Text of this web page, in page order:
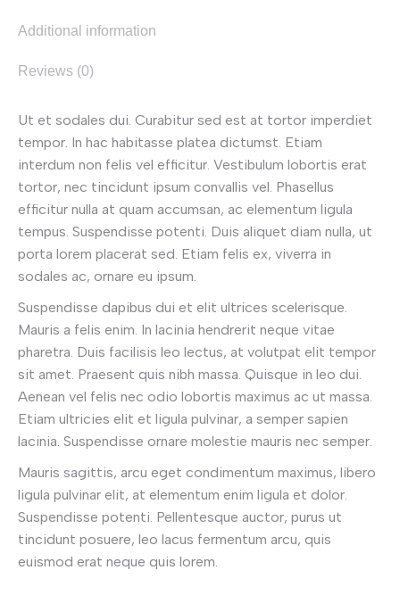
Additional information
Reviews (0)
Ut et sodales dui. Curabitur sed est at tortor imperdiet
tempor. In hac habitasse platea dictumst. Etiam
interdum non felis vel efficitur. Vestibulum lobortis erat
tortor, nec tincidunt ipsum convallis vel. Phasellus
efficitur nulla at quam accumsan, ac elementum ligula
tempus. Suspendisse potenti. Duis aliquet diam nulla, ut
porta lorem placerat sed. Etiam felis ex, viverra in
sodales ac, ornare eu ipsum.
Suspendisse dapibus dui et elit ultrices scelerisque.
Mauris a felis enim. In lacinia hendrerit neque vitae
pharetra. Duis facilisis leo lectus, at volutpat elit tempor
sit amet. Praesent quis nibh massa. Quisque in leo dui.
Aenean vel felis nec odio lobortis maximus ac ut massa.
Etiam ultricies elit et ligula pulvinar, a semper sapien
lacinia. Suspendisse ornare molestie mauris nec semper.
Mauris sagittis, arcu eget condimentum maximus, libero
ligula pulvinar elit, at elementum enim ligula et dolor.
Suspendisse potenti. Pellentesque auctor, purus ut
tincidunt posuere, leo lacus fermentum arcu, quis
euismod erat neque quis lorem.